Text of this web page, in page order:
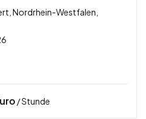
Nordrhein-Westfalen,
/ Stunde